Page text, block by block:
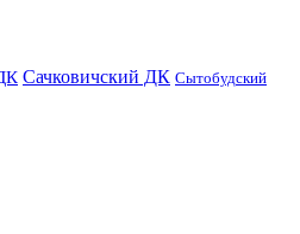
Сачковичский ДК Сытобудский